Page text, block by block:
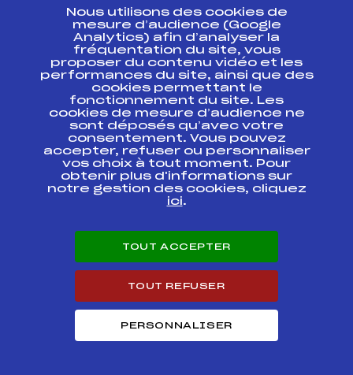
Ressources
Pass’Neige
Projet sportif fédéral
Projet de performance fédéral
Antidopage
Pôle Développement, Formation, Suivi
Scientifique
Listes ministérielles
Pôle vie de l’athlète
Enseignement professionnel
Carrières
Nous utilisons des cookies de
mesure d’audience (Google
Analytics) afin d’analyser la
fréquentation du site, vous
proposer du contenu vidéo et les
performances du site, ainsi que des
cookies permettant le
fonctionnement du site. Les
cookies de mesure d’audience ne
sont déposés qu’avec votre
consentement. Vous pouvez
accepter, refuser ou personnaliser
vos choix à tout moment. Pour
obtenir plus d'informations sur
notre gestion des cookies, cliquez
ici.
TOUT ACCEPTER
TOUT REFUSER
PERSONNALISER